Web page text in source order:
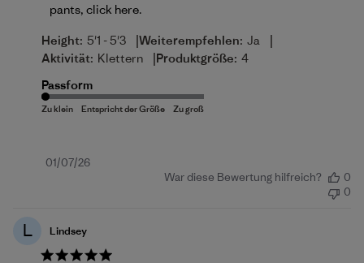
pants, click here.
Height: 5'1 - 5'3 |Weiterempfehlen: Ja |
Aktivität: Klettern |Produktgröße: 4
Passform
Veröffentlichungsdatum
01/07/26
War diese Bewertung hilfreich?
0
0
L Lindsey